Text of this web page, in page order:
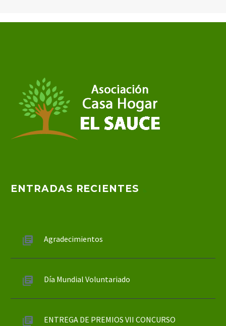
ENTRADAS RECIENTES
Agradecimientos
Día Mundial Voluntariado
ENTREGA DE PREMIOS VII CONCURSO